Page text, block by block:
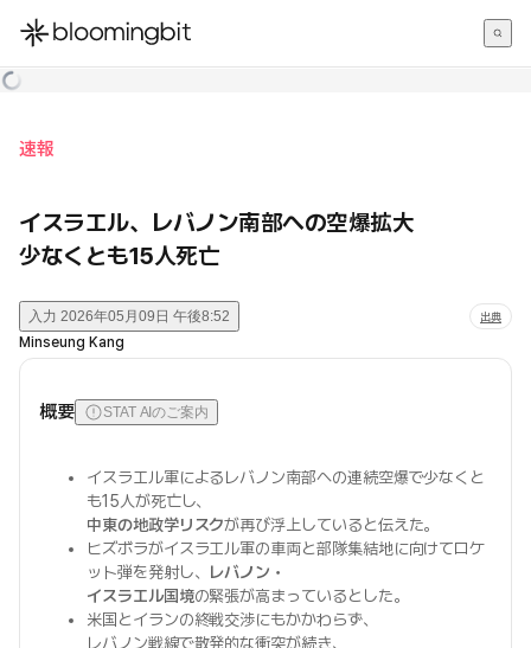
한국어
速報
イスラエル、レバノン南部への空爆拡大
少なくとも15人死亡
入力 2026年05月09日 午後8:52 出典
Minseung Kang
概要 STAT AIのご案内
イスラエル軍によるレバノン南部への連続空爆で少なくと
も15人が死亡し、
中東の地政学リスクが再び浮上していると伝えた。
ヒズボラがイスラエル軍の車両と部隊集結地に向けてロケ
ット弾を発射し、 レバノン・
イスラエル国境の緊張が高まっているとした。
米国とイランの終戦交渉にもかかわらず、
レバノン戦線で散発的な衝突が続き、